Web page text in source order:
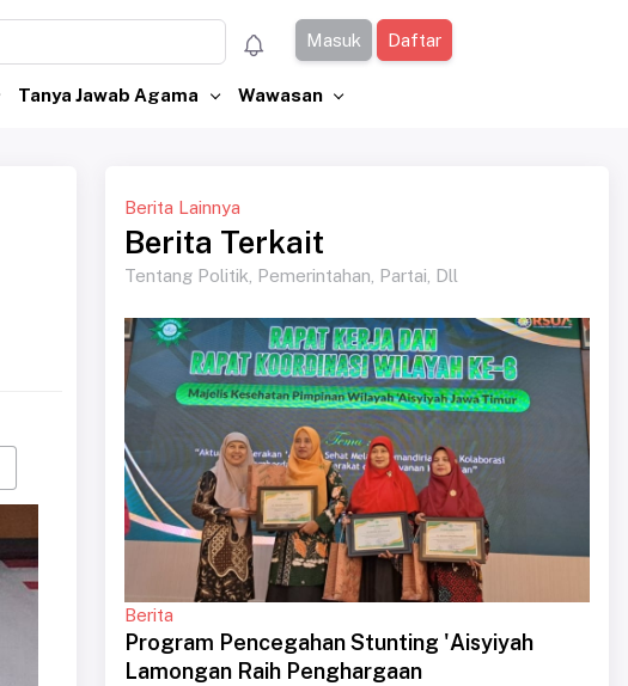
Masuk Daftar
Tanya Jawab Agama Wawasan
Berita Lainnya
Berita Terkait
Tentang Politik, Pemerintahan, Partai, Dll
Berita
Program Pencegahan Stunting 'Aisyiyah
Lamongan Raih Penghargaan